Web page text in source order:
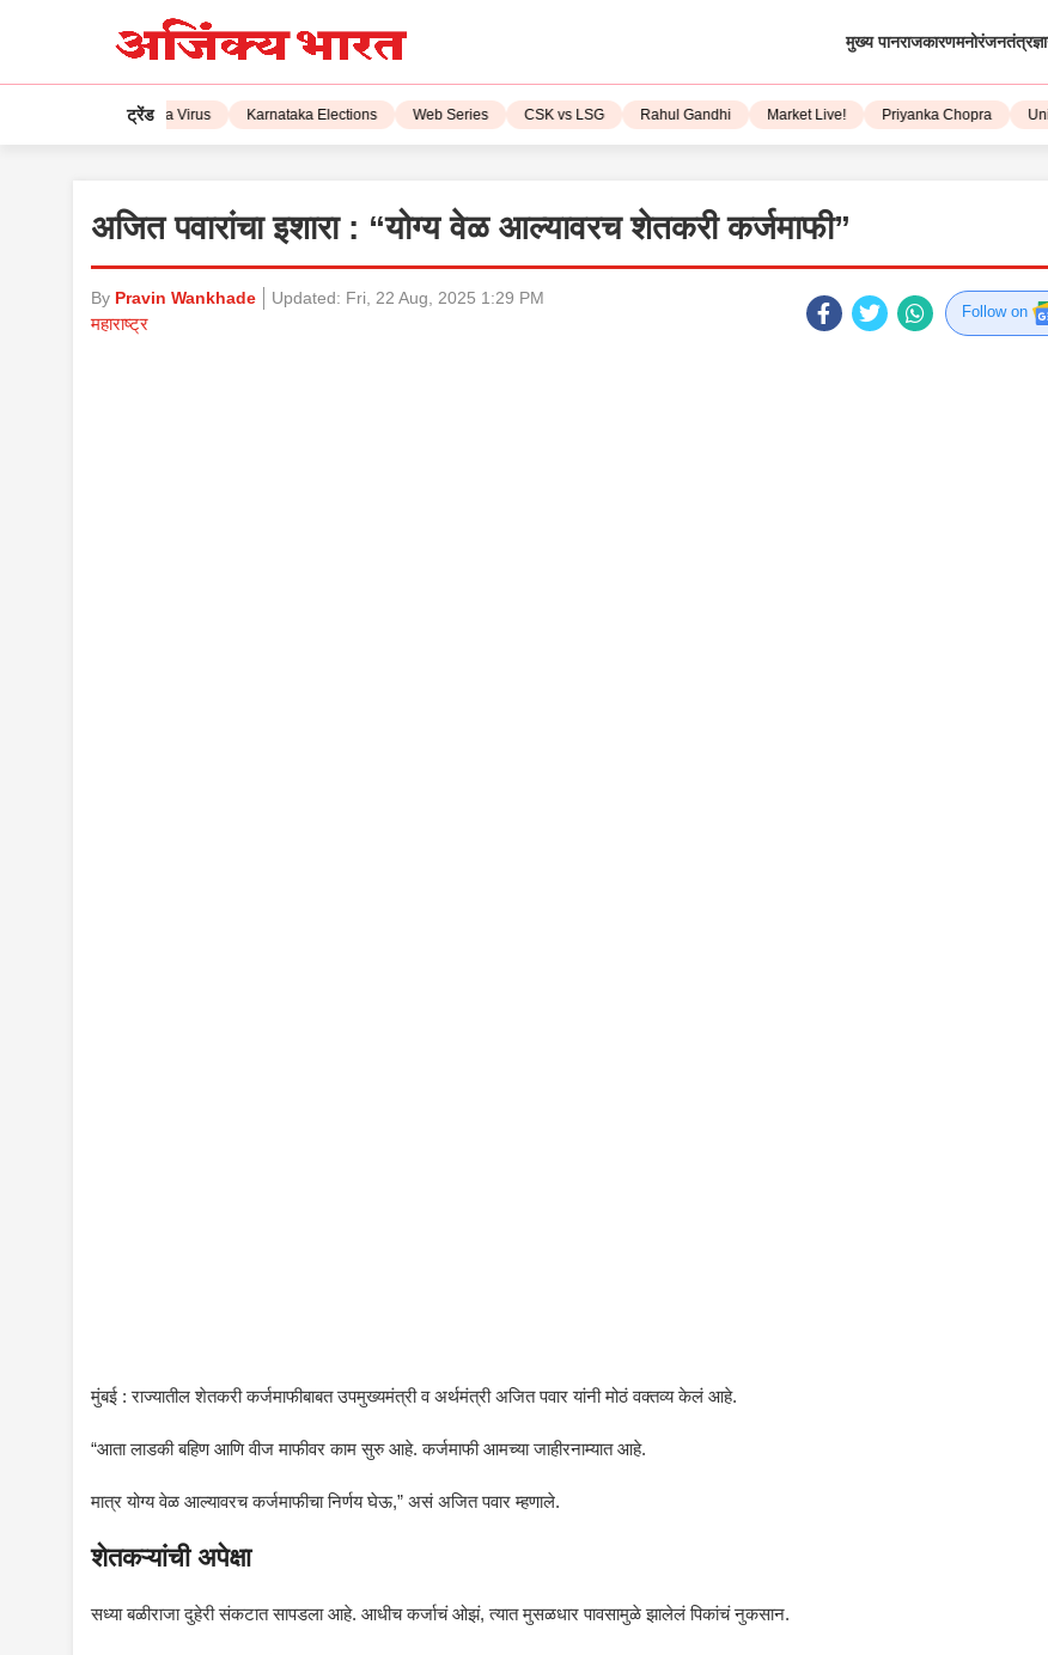
मुख्य पानराजकारणमनोरंजन
ट्रेंड
Corona Virus Karnataka Elections Web Series CSK vs LSG Rahul Gandhi Market Live! Priyanka Chopra
अजित पवारांचा इशारा : “योग्य वेळ आल्यावरच शेतकरी कर्जमाफी”
By Pravin Wankhade Updated: Fri, 22 Aug, 2025 1:29 PM
महाराष्ट्र
Follow on
मुंबई : राज्यातील शेतकरी कर्जमाफीबाबत उपमुख्यमंत्री व अर्थमंत्री अजित पवार यांनी मोठं वक्तव्य केलं आहे.
“आता लाडकी बहिण आणि वीज माफीवर काम सुरु आहे. कर्जमाफी आमच्या जाहीरनाम्यात आहे.
मात्र योग्य वेळ आल्यावरच कर्जमाफीचा निर्णय घेऊ,” असं अजित पवार म्हणाले.
शेतकऱ्यांची अपेक्षा
सध्या बळीराजा दुहेरी संकटात सापडला आहे. आधीच कर्जाचं ओझं, त्यात मुसळधार पावसामुळे झालेलं पिकांचं नुकसान.